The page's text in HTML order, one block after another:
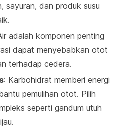
sayuran, dan produk susu
adalah komponen penting
dapat menyebabkan otot
terhadap cedera.
: Karbohidrat memberi energi
pemulihan otot. Pilih
seperti gandum utuh